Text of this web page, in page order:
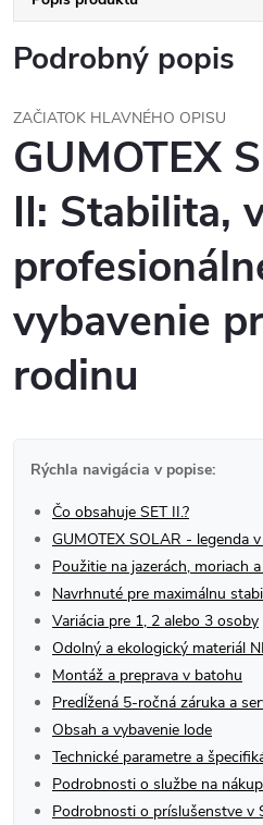
Podrobný popis
ZAČIATOK HLAVNÉHO OPISU
GUMOTEX
II: Stabilita,
vybavenie
rodinu
Rýchla navigácia v popise:
Čo obsahuje SET II.?
GUMOTEX SOLAR - legenda
Použitie na jazerách, moriach
Navrhnuté pre maximálnu
Variácia pre 1, 2 alebo 3 osoby
Odolný a ekologický materiál
Montáž a preprava v batohu
Predĺžená 5-ročná záruka a
Obsah a vybavenie lode
Technické parametre a
Podrobnosti o službe na nákup
Podrobnosti o príslušenstve v